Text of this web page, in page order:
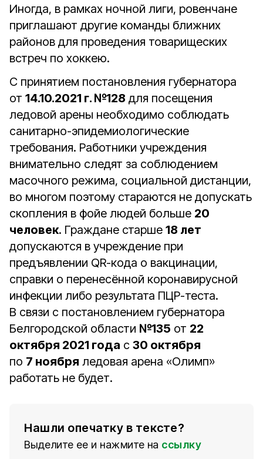
Иногда, в рамках ночной лиги, ровенчане
приглашают другие команды ближних
районов для проведения товарищеских
встреч по хоккею.
С принятием постановления губернатора
от 14.10.2021 г. №128 для посещения
ледовой арены необходимо соблюдать
санитарно-эпидемиологические
требования. Работники учреждения
внимательно следят за соблюдением
масочного режима, социальной дистанции,
во многом поэтому стараются не допускать
скопления в фойе людей больше 20
человек. Граждане старше 18 лет
допускаются в учреждение при
предъявлении QR-кода о вакцинации,
справки о перенесённой коронавирусной
инфекции либо результата ПЦР-теста.
В связи с постановлением губернатора
Белгородской области №135 от 22
октября 2021 года с 30 октября
по 7 ноября ледовая арена «Олимп»
работать не будет.
Нашли опечатку в тексте?
Выделите ее и нажмите на ссылку